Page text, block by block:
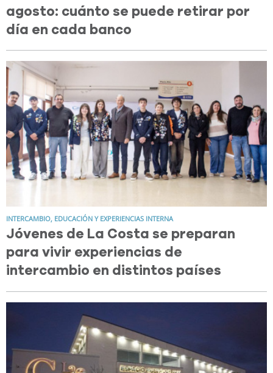
agosto: cuánto se puede retirar por
día en cada banco
INTERCAMBIO, EDUCACIÓN Y EXPERIENCIAS INTERNA
Jóvenes de La Costa se preparan
para vivir experiencias de
intercambio en distintos países